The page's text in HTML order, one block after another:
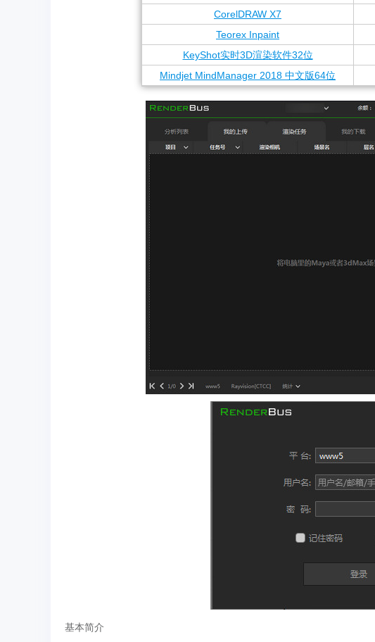
CorelDRAW X7
Teorex Inpaint
KeyShot实时3D渲染软件32位
Mindjet MindManager 2018 中文版64位
基本简介